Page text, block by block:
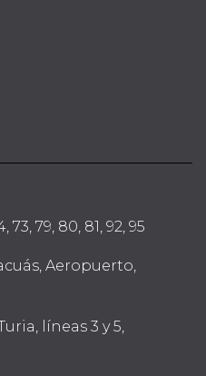
73, 79, 80, 81, 92, 95
Aeropuerto,
líneas 3 y 5,